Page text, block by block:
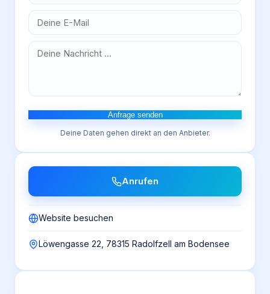
Anfrage senden
Deine Daten gehen direkt an den Anbieter.
Anrufen
Website besuchen
Löwengasse 22, 78315 Radolfzell am Bodensee